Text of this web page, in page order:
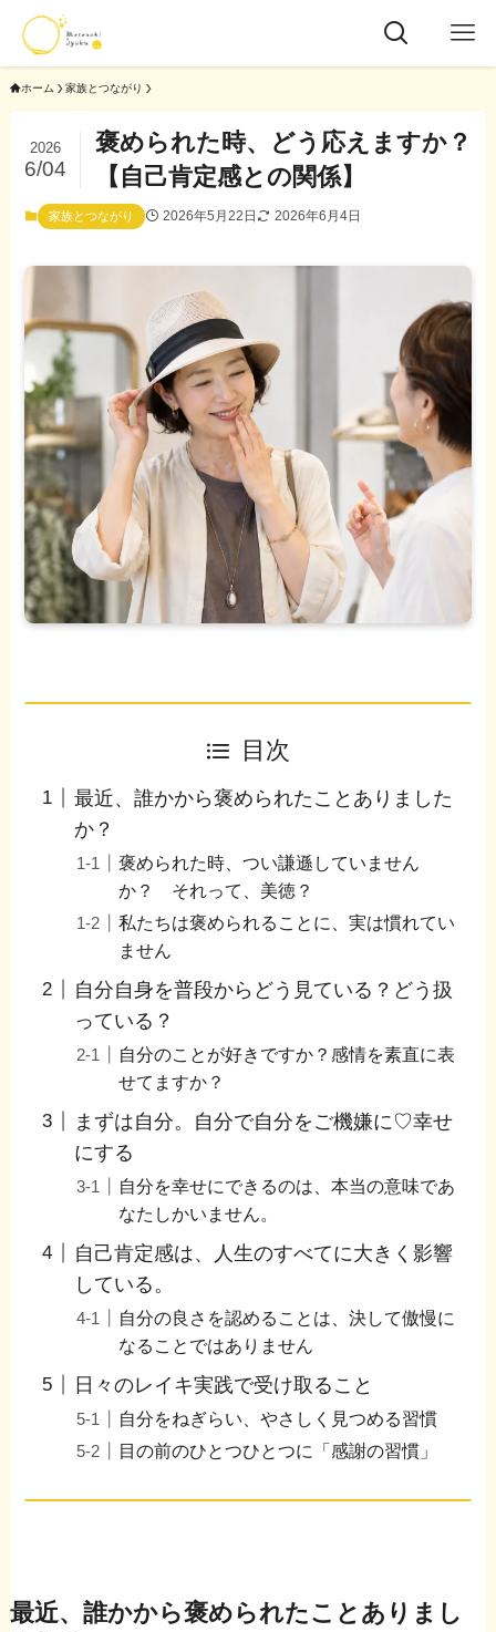
ホーム 家族とつながり
褒められた時、どう応えますか？
【自己肯定感との関係】
2026
6/04
家族とつながり 2026年5月22日 2026年6月4日
目次
最近、誰かから褒められたことありました
か？
褒められた時、つい謙遜していません
か？ それって、美徳？
私たちは褒められることに、実は慣れてい
ません
自分自身を普段からどう見ている？どう扱
っている？
自分のことが好きですか？感情を素直に表
せてますか？
まずは自分。自分で自分をご機嫌に♡幸せ
にする
自分を幸せにできるのは、本当の意味であ
なたしかいません。
自己肯定感は、人生のすべてに大きく影響
している。
自分の良さを認めることは、決して傲慢に
なることではありません
日々のレイキ実践で受け取ること
自分をねぎらい、やさしく見つめる習慣
目の前のひとつひとつに「感謝の習慣」
最近、誰かから褒められたことありまし